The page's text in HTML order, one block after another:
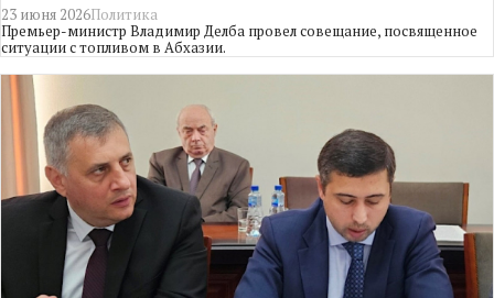
23 июня 2026Политика
Премьер-министр Владимир Делба провел совещание, посвященное
ситуации с топливом в Абхазии.